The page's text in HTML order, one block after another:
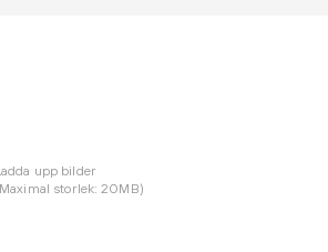
upp bilder
storlek: 20MB)